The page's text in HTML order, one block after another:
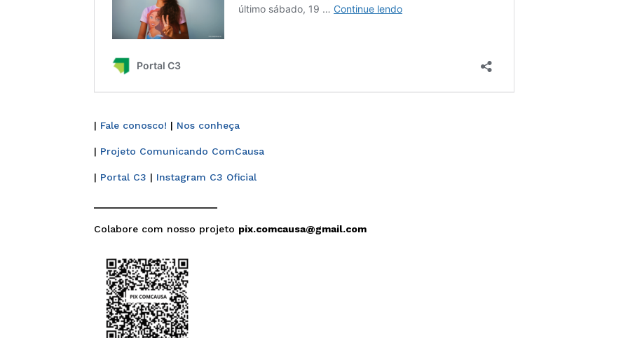
| Fale conosco! | Nos conheça
| Projeto Comunicando ComCausa
| Portal C3 | Instagram C3 Oficial
Colabore com nosso projeto pix.comcausa@gmail.com